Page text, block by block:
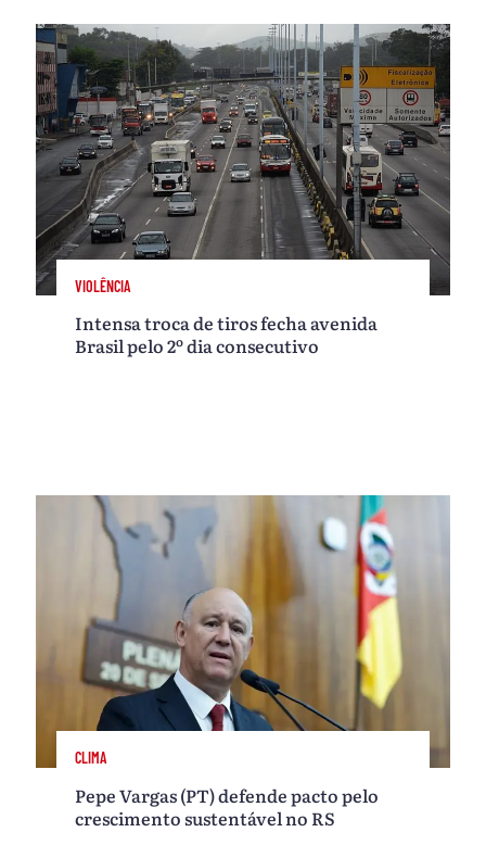
VIOLÊNCIA
Intensa troca de tiros fecha avenida
Brasil pelo 2º dia consecutivo
CLIMA
Pepe Vargas (PT) defende pacto pelo
crescimento sustentável no RS